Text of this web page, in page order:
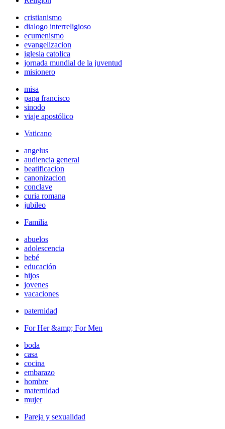
cristianismo
dialogo interreligioso
ecumenismo
evangelizacion
iglesia catolica
jornada mundial de la juventud
misionero
misa
papa francisco
sinodo
viaje apostólico
Vaticano
angelus
audiencia general
beatificacion
canonizacion
conclave
curia romana
jubileo
Familia
abuelos
adolescencia
bebé
educación
hijos
jovenes
vacaciones
paternidad
For Her &amp; For Men
boda
casa
cocina
embarazo
hombre
maternidad
mujer
Pareja y sexualidad